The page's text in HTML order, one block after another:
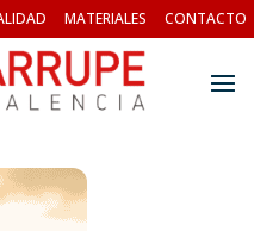
MATERIALES CONTACTO